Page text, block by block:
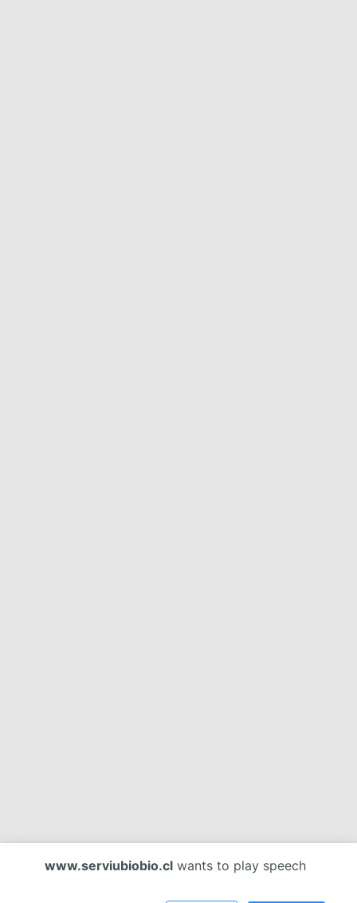
www.serviubiobio.cl wants to play speech